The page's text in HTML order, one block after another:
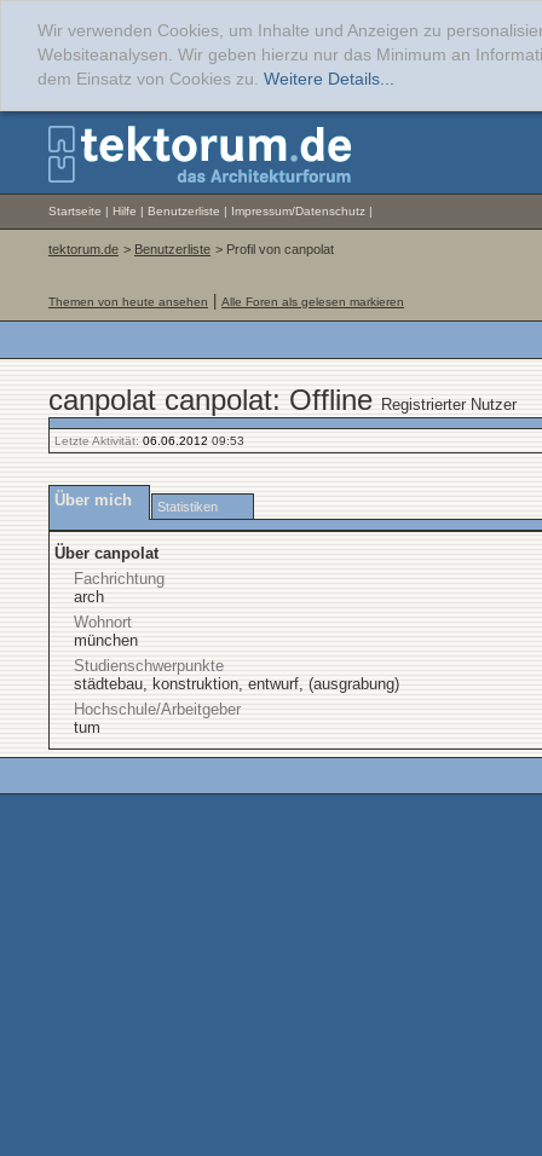
Wir verwenden Cookies, um Inhalte und Anzeigen zu
Websiteanalysen. Wir geben hierzu nur das Minimum an
dem Einsatz von Cookies zu. Weitere Details...
Startseite | Hilfe | Benutzerliste | Impressum/Datenschutz |
tektorum.de > Benutzerliste > Profil von canpolat
Themen von heute ansehen Alle Foren als gelesen markieren
canpolat canpolat: Offline Registrierter Nutzer
Letzte Aktivität: 06.06.2012 09:53
Über mich Statistiken
Über canpolat
Fachrichtung
arch
Wohnort
münchen
Studienschwerpunkte
städtebau, konstruktion, entwurf, (ausgrabung)
Hochschule/Arbeitgeber
tum